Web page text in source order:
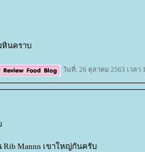
หินคราบ
วันที่: 26 ตุลาคม 2563 เวลา
Mannn เขาใหญ่กันครับ